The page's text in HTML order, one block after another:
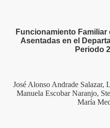
Funcionamiento Familiar
Asentadas en el
Periodo
José Alonso Andrade Salazar,
Manuela Escobar Naranjo,
María
Revista de Psicología